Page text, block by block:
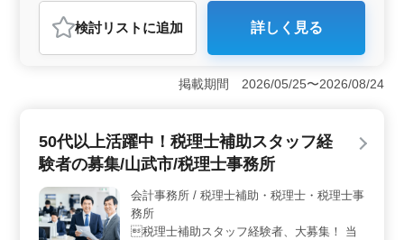
おすすめポイント
＜高収入と安定した福利厚生＞ 年収450万〜700万円の
安定した収入が得られる本求人は、賞与年2回・計3ヶ月
分の支給がある点も大きな魅力です。さらに、退職金制
ており、努力が報われる環境です。 ＜柔軟な働き方
と働きやすさ＞ 完全週休二日制で土日祝日が休みとな
時間が月平均10時間と少ないため、ワークライフバラン
スを重視する方にも最適です。さらに、車通勤が可能で
あるため、通勤の利便性も高い点がポイントです。
検討リスト に追加 詳しく見る
掲載期間 2026/05/25〜2026/08/24
50代以上活躍中！税理士補助スタッフ経
験者の募集/山武市/税理士事務所
会計事務所 / 税理士補助・税理士・税理士事
務所
税理士補助スタッフ経験者、大募集！ 当